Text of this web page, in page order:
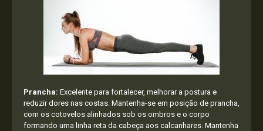
Prancha: Excelente para fortalecer, melhorar a postura e
reduzir dores nas costas. Mantenha-se em posição de prancha,
com os cotovelos alinhados sob os ombros e o corpo
formando uma linha reta da cabeça aos calcanhares. Mantenha